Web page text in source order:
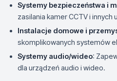
Systemy bezpieczeństwa i
zasilania kamer CCTV i
Instalacje domowe i
skomplikowanych systemów
Systemy audio/wideo:
dla urządzeń audio i wideo.